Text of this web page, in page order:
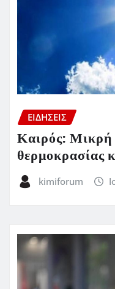
ΕΙΔΗΣΕΙΣ
Καιρός:
θερμοκρασίας
kimiforum